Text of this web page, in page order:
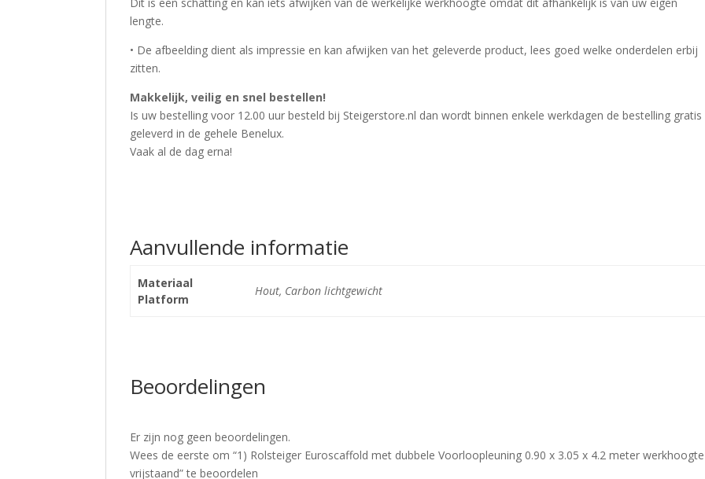
lengte.
• De afbeelding dient als impressie en kan afwijken van het geleverde product, lees goed welke onderdelen erbij
zitten.
Makkelijk, veilig en snel bestellen!
Is uw bestelling voor 12.00 uur besteld bij Steigerstore.nl dan wordt binnen enkele werkdagen de bestelling gratis
geleverd in de gehele Benelux.
Vaak al de dag erna!
Aanvullende informatie
Materiaal
Platform
Hout, Carbon lichtgewicht
Beoordelingen
Er zijn nog geen beoordelingen.
Wees de eerste om “1) Rolsteiger Euroscaffold met dubbele Voorloopleuning 0.90 x 3.05 x 4.2 meter werkhoogte
vrijstaand” te beoordelen